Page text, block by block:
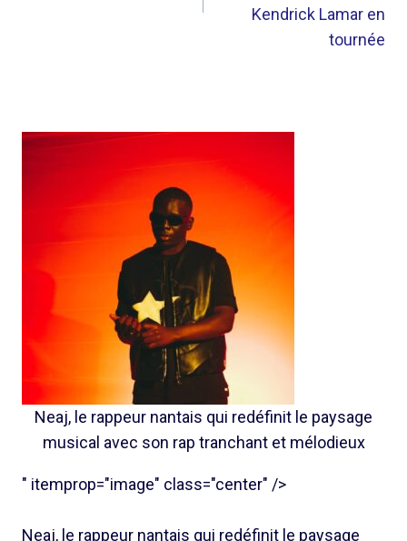
Kendrick Lamar en
tournée
Neaj, le rappeur nantais qui redéfinit le paysage
musical avec son rap tranchant et mélodieux
" itemprop="image" class="center" />
Neaj, le rappeur nantais qui redéfinit le paysage